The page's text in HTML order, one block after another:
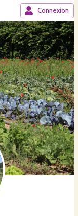
Connexion